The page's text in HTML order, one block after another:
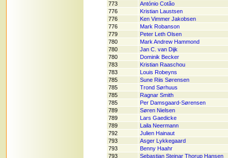
773
António Cotão
776
Kristian Laustsen
776
Ken Vimmer Jakobsen
776
Mark Robanson
779
Peter Leth Olsen
780
Mark Andrew Hammond
780
Jan C. van Dijk
780
Dominik Becker
783
Kristian Raaschou
783
Louis Robeyns
785
Sune Riis Sørensen
785
Trond Sørhuus
785
Ragnar Smith
785
Per Damsgaard-Sørensen
789
Søren Nielsen
789
Lars Gaedicke
789
Laila Neermann
792
Julien Hainaut
793
Asger Lykkegaard
793
Benny Haahr
793
Sebastian Steinar Thorup Hansen